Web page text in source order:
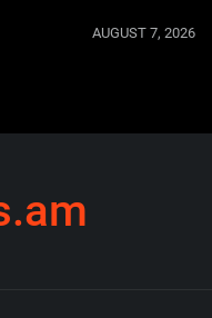
AUGUST 7, 2026